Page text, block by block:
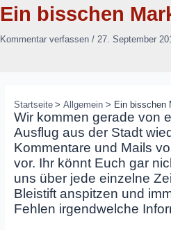
Ein bisschen
Kommentar verfassen / 27. September
Startseite Allgemein Ein bisschen
Wir kommen gerade von
Ausflug aus der Stadt
Kommentare und Mails
vor. Ihr könnt Euch gar
uns über jede einzelne
Bleistift anspitzen und
Fehlen irgendwelche